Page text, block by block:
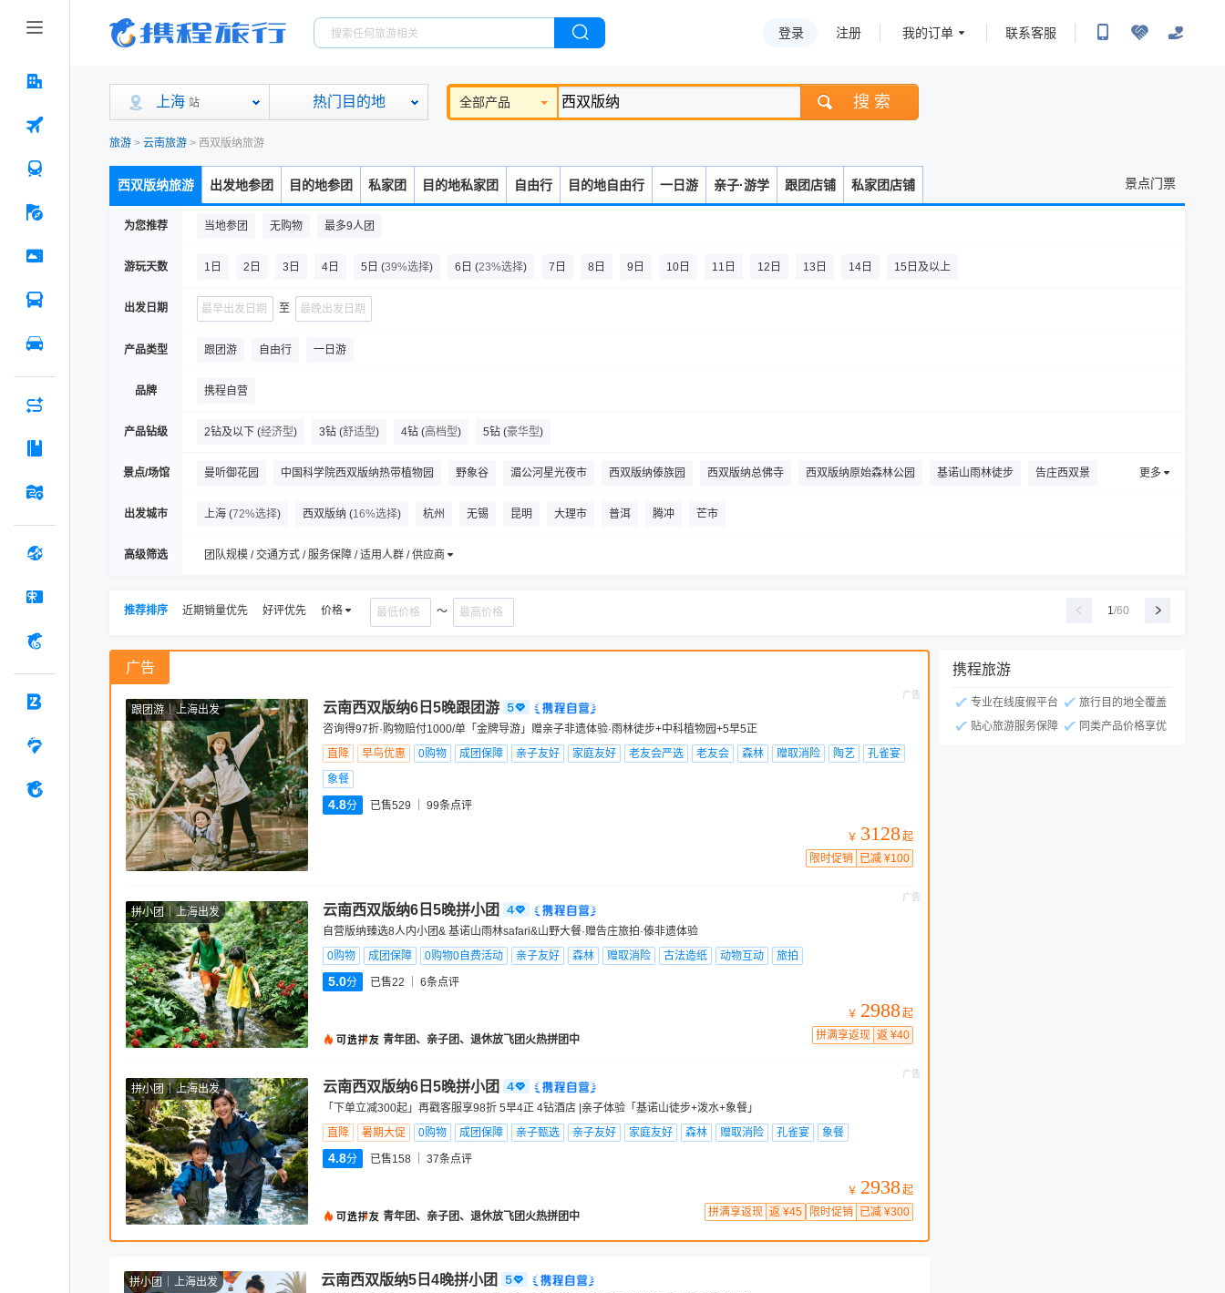
登录 注册 我的订单 联系客服
上海 站 热门目的地 全部产品 搜 索
旅游 > 云南旅游 > 西双版纳旅游
西双版纳旅游 出发地参团 目的地参团 私家团 目的地私家团 自由行 目的地自由行 一日游 亲子·游学 跟团店铺 私家团店铺 景点门票
为您推荐 当地参团 无购物 最多9人团
游玩天数 1日 2日 3日 4日 5日 (39%选择) 6日 (23%选择) 7日 8日 9日 10日 11日 12日 13日 14日 15日及以上
出发日期 至
产品类型 跟团游 自由行 一日游
品牌 携程自营
产品钻级 2钻及以下 (经济型) 3钻 (舒适型) 4钻 (高档型) 5钻 (豪华型)
景点/场馆 更多
曼听御花园 中国科学院西双版纳热带植物园 野象谷 湄公河星光夜市 西双版纳傣族园 西双版纳总佛寺 西双版纳原始森林公园 基诺山雨林徒步 告庄西双景
景洪市大金塔寺 曼掌村 西双版纳蘑菇屋 西双版纳勐泐文化旅游区 西双版纳野生动物园
出发城市 上海 (72%选择) 西双版纳 (16%选择) 杭州 无锡 昆明 大理市 普洱 腾冲 芒市
高级筛选 团队规模 / 交通方式 / 服务保障 / 适用人群 / 供应商
推荐排序 近期销量优先 好评优先 价格 ～ 1/60
广告
跟团游 上海出发 云南西双版纳6日5晚跟团游
咨询得97折·购物赔付1000/单「金牌导游」赠亲子非遗体验·雨林徒步+中科植物园+5早5正
直降
早鸟优惠 0购物 成团保障 亲子友好 家庭友好 老友会严选 老友会 森林 赠取消险 陶艺
孔雀宴
象餐
4.8分 已售529 99条点评
￥ 3128起
限时促销
已减 ¥100
广告
拼小团 上海出发 云南西双版纳6日5晚拼小团
自营版纳臻选8人内小团& 基诺山雨林safari&山野大餐·赠告庄旅拍·傣非遗体验
0购物
成团保障 0购物0自费活动 亲子友好 森林 赠取消险 古法造纸 动物互动 旅拍
5.0分 已售22 6条点评
青年团、亲子团、退休放飞团火热拼团中
￥ 2988起
拼满享返现 返 ¥40
广告
拼小团 上海出发 云南西双版纳6日5晚拼小团
「下单立减300起」再戳客服享98折 5早4正 4钻酒店 |亲子体验「基诺山徒步+泼水+象餐」
直降
暑期大促 0购物 成团保障 亲子甄选 亲子友好 家庭友好 森林 赠取消险 孔雀宴 象餐
4.8分 已售158 37条点评
青年团、亲子团、退休放飞团火热拼团中
￥ 2938起
拼满享返现 返 ¥45 限时促销 已减 ¥300
广告
拼小团 上海出发 云南西双版纳5日4晚拼小团
携程旅游
专业在线度假平台
旅行目的地全覆盖
贴心旅游服务保障
同类产品价格享优